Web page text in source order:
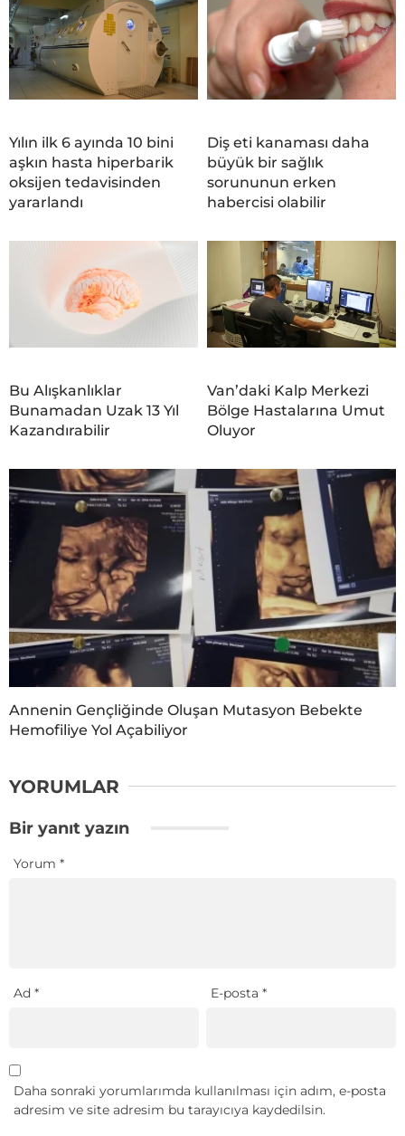
Yılın ilk 6 ayında 10 bini
aşkın hasta hiperbarik
oksijen tedavisinden
yararlandı
Diş eti kanaması daha
büyük bir sağlık
sorununun erken
habercisi olabilir
Bu Alışkanlıklar
Bunamadan Uzak 13 Yıl
Kazandırabilir
Van’daki Kalp Merkezi
Bölge Hastalarına Umut
Oluyor
Annenin Gençliğinde Oluşan Mutasyon Bebekte
Hemofiliye Yol Açabiliyor
YORUMLAR
Bir yanıt yazın
Yorum *
Ad * E-posta*
Daha sonraki yorumlarımda kullanılması için adım, e-posta
adresim ve site adresim bu tarayıcıya kaydedilsin.